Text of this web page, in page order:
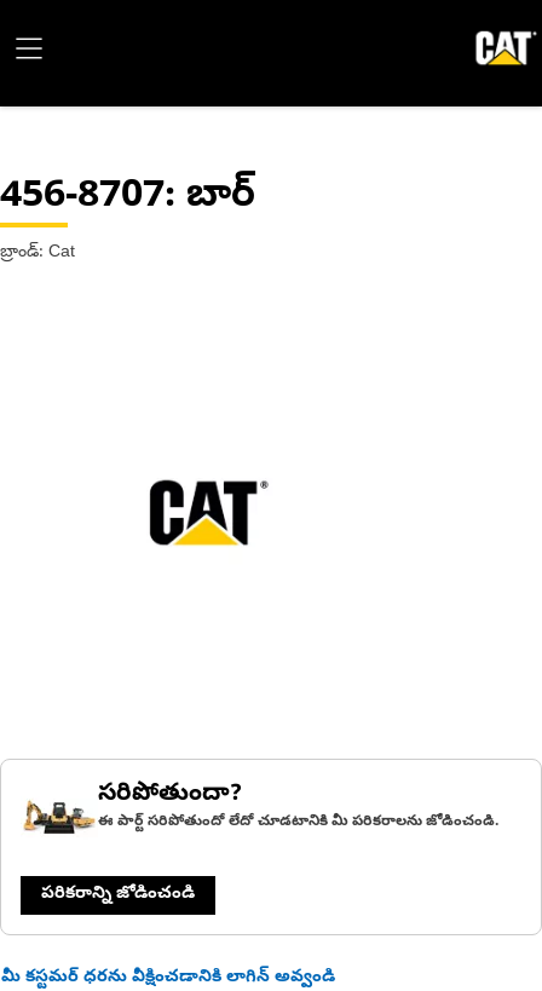
456-8707: బార్
బ్రాండ్: Cat
సరిపోతుందా?
ఈ పార్ట్ సరిపోతుందో లేదో చూడటానికి మీ పరికరాలను జోడించండి.
పరికరాన్ని జోడించండి
మీ కస్టమర్ ధరను వీక్షించడానికి లాగిన్ అవ్వండి